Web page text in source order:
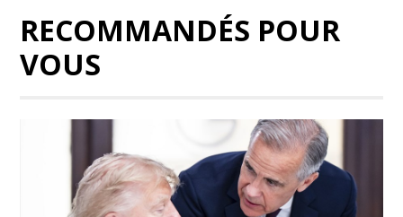
RECOMMANDÉS POUR
VOUS